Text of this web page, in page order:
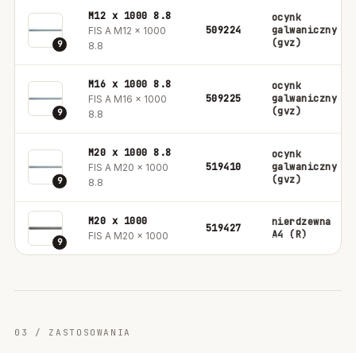
9
M12 x 1000 8.8
FIS A M12 x 1000
8.8
509224
ocynk
galwaniczny
(gvz)
9
M16 x 1000 8.8
FIS A M16 x 1000
8.8
509225
ocynk
galwaniczny
(gvz)
9
M20 x 1000 8.8
FIS A M20 x 1000
8.8
519410
ocynk
galwaniczny
(gvz)
9
M20 x 1000
FIS A M20 x 1000
519427
nierdzewna
A4 (R)
03 / ZASTOSOWANIA